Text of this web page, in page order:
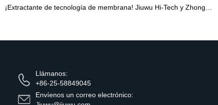
Llámanos:
+86-25-58849045
Envíenos un correo electrónico: